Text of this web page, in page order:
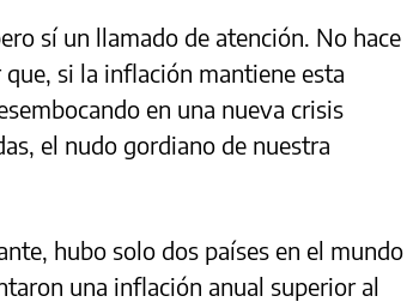
sí un llamado de atención. No hace
si la inflación mantiene esta
en una nueva crisis
el nudo gordiano de nuestra
hubo solo dos países en el mundo
una inflación anual superior al